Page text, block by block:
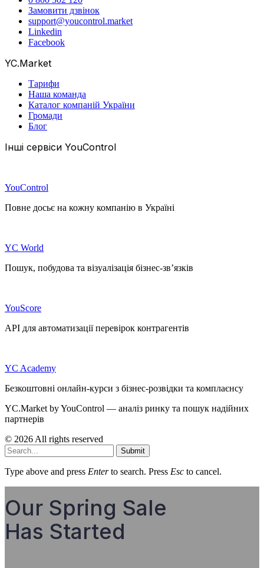
Замовити дзвінок
support@youcontrol.market
Linkedin
Facebook
YC.Market
Тарифи
Наша команда
Каталог компаній України
Громади
Блог
Інші сервіси YouControl
YouControl
Повне досьє на кожну компанію в Україні
YC World
Пошук, побудова та візуалізація бізнес-зв’язків
YouScore
API для автоматизації перевірок контрагентів
YC Academy
Безкоштовні онлайн-курси з бізнес-розвідки та комплаєнсу
YC.Market by YouControl — аналіз ринку та пошук надійних
партнерів
© 2026 All rights reserved
Submit
Type above and press Enterto search. Press Esc to cancel.
Our Spring Sale
Has Started